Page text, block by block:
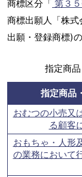
商標区分「 第３
商標出願人「株
出願・登録商標)
指定商
指定商品
おむつの小売又
る顧客
おもちゃ・人形
の業務において